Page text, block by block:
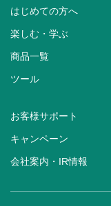
はじめての方へ
楽しむ・学ぶ
商品一覧
ツール
お客様サポート
キャンペーン
会社案内・IR情報